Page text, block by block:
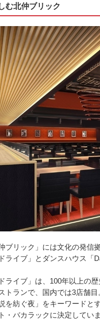
む北仲ブリック
ブリック」には文化の発信
ライブ」とダンスハウス「
ライブ」は、100年以上の
トランで、国内では3店舗
を紡ぐ夜」をキーワード
・バカラックに決定してい